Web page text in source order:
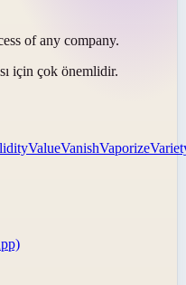
of any company.
için çok önemlidir.
ValueVanishVaporize